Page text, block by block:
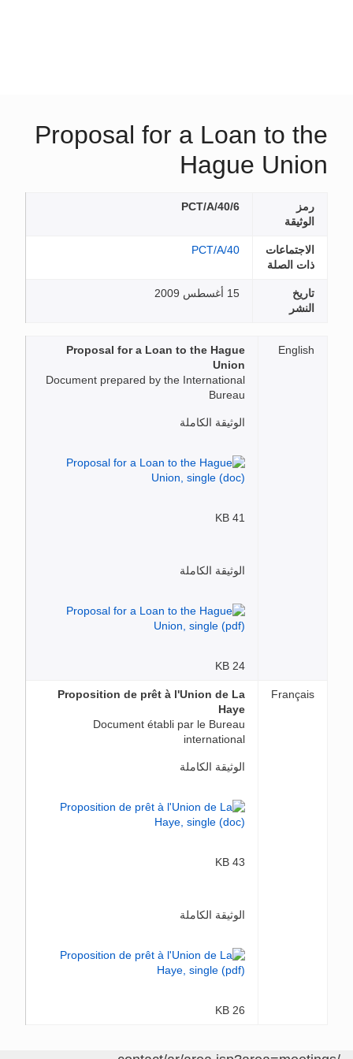
Proposal for a Loan to the
Hague Union
رمز
الوثيقة
PCT/A/40/6
الاجتماعات
ذات الصلة
PCT/A/40
تاريخ
النشر
15 أغسطس 2009
English
Proposal for a Loan to the Hague
Union
Document prepared by the International
Bureau
الوثيقة الكاملة
41 KB
الوثيقة الكاملة
24 KB
Français
Proposition de prêt à l'Union de La
Haye
Document établi par le Bureau
international
الوثيقة الكاملة
43 KB
الوثيقة الكاملة
26 KB